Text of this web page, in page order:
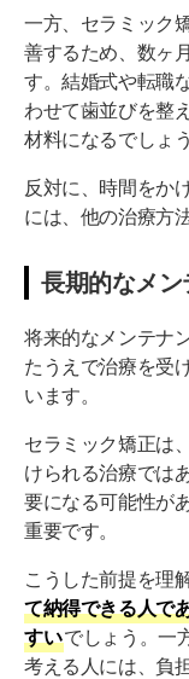
一方、セラミック
善するため、数ヶ
す。結婚式や転職
わせて歯並びを整
材料になるでしょう
反対に、時間をか
には、他の治療方
長期的なメン
将来的なメンテナ
たうえで治療を受
います。
セラミック矯正は
けられる治療では
要になる可能性が
重要です。
こうした前提を理解
て納得できる人で
すいでしょう。一
考える人には、負